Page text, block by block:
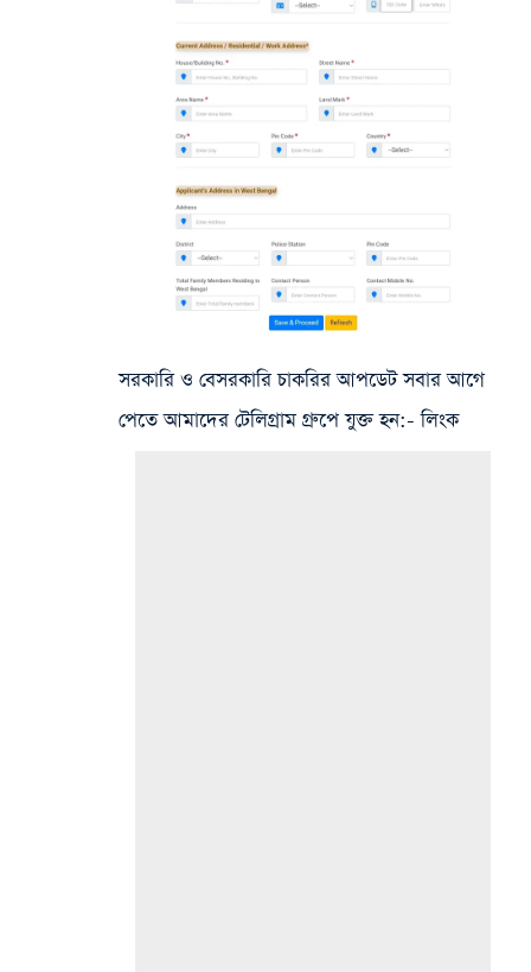
সরকারি ও বেসরকারি চাকরির আপডেট সবার আগে
পেতে আমাদের টেলিগ্রাম গ্রুপে যুক্ত হন:- লিংক